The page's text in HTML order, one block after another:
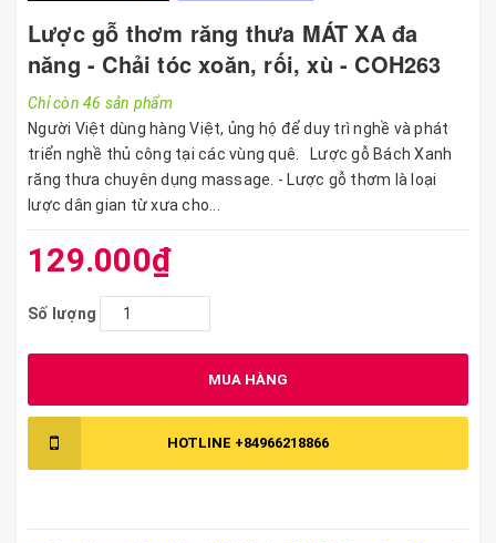
Lược gỗ thơm răng thưa MÁT XA đa
năng - Chải tóc xoăn, rối, xù - COH263
Chỉ còn 46 sản phẩm
Người Việt dùng hàng Việt, ủng hộ để duy trì nghề và phát
triển nghề thủ công tại các vùng quê. Lược gỗ Bách Xanh
răng thưa chuyên dụng massage. - Lược gỗ thơm là loại
lược dân gian từ xưa cho...
129.000₫
Số lượng
MUA HÀNG
HOTLINE +84966218866